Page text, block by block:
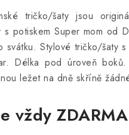
tričko/šaty jsou
s potiskem Super mom od
svátku. Stylové tričko/šaty
Délka pod úroveň boků.
ležet na dně skříně
vždy